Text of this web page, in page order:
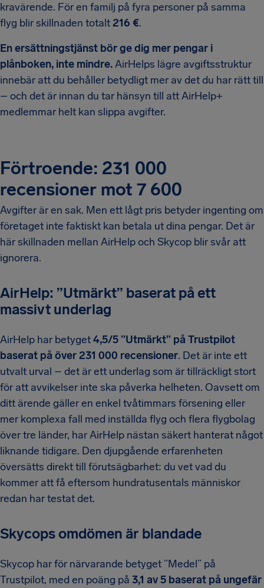
kravärende. För en familj på fyra personer på samma
flyg blir skillnaden totalt216 €.
En ersättningstjänst bör ge dig mer pengar i
plånboken, inte mindre.AirHelps lägre avgiftsstruktur
innebär att du behåller betydligt mer av det du har rätt till
– och det är innan du tar hänsyn till att AirHelp+
medlemmar helt kan slippa avgifter.
Förtroende: 231 000
recensioner mot 7 600
Avgifter är en sak. Men ett lågt pris betyder ingenting om
företaget inte faktiskt kan betala ut dina pengar. Det är
här skillnaden mellan AirHelp och Skycop blir svår att
ignorera.
AirHelp: ”Utmärkt” baserat på ett
massivt underlag
AirHelp har betyget4,5/5 ”Utmärkt” på Trustpilot
baserat på över 231 000 recensioner. Det är inte ett
utvalt urval – det är ett underlag som är tillräckligt stort
för att avvikelser inte ska påverka helheten. Oavsett om
ditt ärende gäller en enkel tvåtimmars försening eller
mer komplexa fall med inställda flyg och flera flygbolag
över tre länder, har AirHelp nästan säkert hanterat något
liknande tidigare. Den djupgående erfarenheten
översätts direkt till förutsägbarhet: du vet vad du
kommer att få eftersom hundratusentals människor
redan har testat det.
Skycops omdömen är blandade
Skycop har för närvarande betyget ”Medel” på
Trustpilot, med en poäng på 3,1 av 5 baserat på ungefär